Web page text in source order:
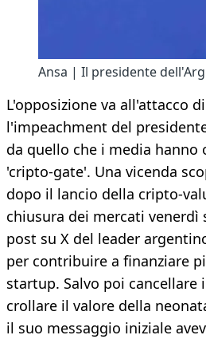
Ansa | Il presidente
L'opposizione va all'attacco
l'impeachment del
da quello che i media
'cripto-gate'. Una vicenda
dopo il lancio della cripto-
chiusura dei mercati venerdì
post su X del leader
per contribuire a finanziare
startup. Salvo poi cancellare
crollare il valore della
il suo messaggio iniziale